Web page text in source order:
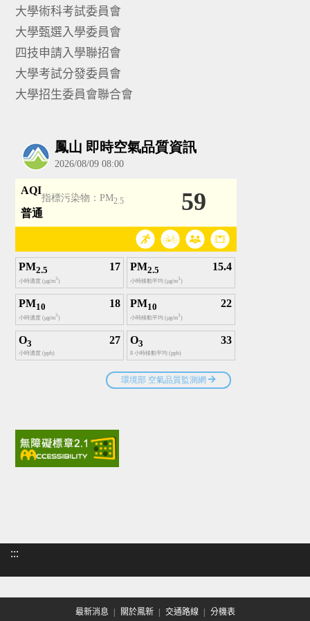
大學術科考試委員會
大學甄選入學委員會
四技申請入學聯招會
大學考試分發委員會
大學招生委員會聯合會
:::
最新消息 關於鳳新 交通路線 分機表